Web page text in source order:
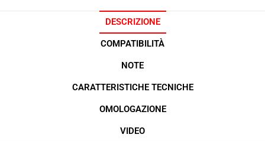
DESCRIZIONE
COMPATIBILITÀ
NOTE
CARATTERISTICHE TECNICHE
OMOLOGAZIONE
VIDEO